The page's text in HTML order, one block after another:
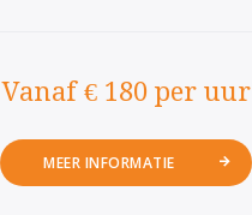
Vanaf € 180 per uur
MEER INFORMATIE